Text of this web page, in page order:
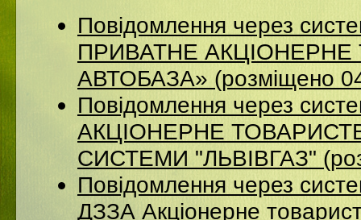
Повідомлення через
ПРИВАТНЕ АКЦІОНЕРНЕ
АВТОБАЗА» (розміщено
Повідомлення через
АКЦІОНЕРНЕ
СИСТЕМИ "ЛЬВІВГАЗ"
Повідомлення через
ДЗЗА Акціонерне